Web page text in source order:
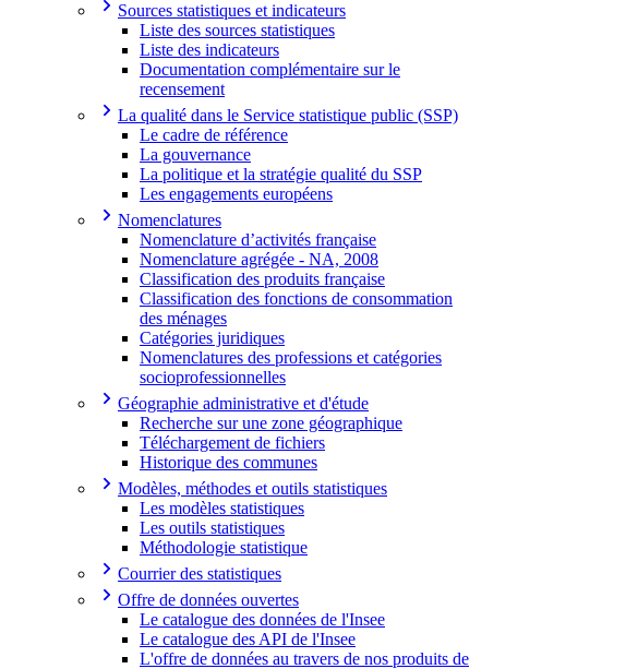
Sources statistiques et indicateurs
Liste des sources statistiques
Liste des indicateurs
Documentation complémentaire sur le
recensement
La qualité dans le Service statistique public (SSP)
Le cadre de référence
La gouvernance
La politique et la stratégie qualité du SSP
Les engagements européens
Nomenclatures
Nomenclature d’activités française
Nomenclature agrégée - NA, 2008
Classification des produits française
Classification des fonctions de consommation
des ménages
Catégories juridiques
Nomenclatures des professions et catégories
socioprofessionnelles
Géographie administrative et d'étude
Recherche sur une zone géographique
Téléchargement de fichiers
Historique des communes
Modèles, méthodes et outils statistiques
Les modèles statistiques
Les outils statistiques
Méthodologie statistique
Courrier des statistiques
Offre de données ouvertes
Le catalogue des données de l'Insee
Le catalogue des API de l'Insee
L'offre de données au travers de nos produits de